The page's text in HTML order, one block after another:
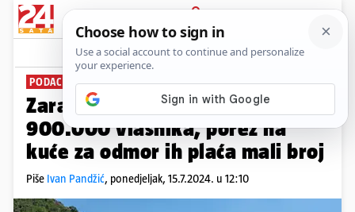
PRIJAVA
News Komentari
PODACI POREZNE PLUS+
Zarađuju, a ne plaćaju: Umjesto
900.000 vlasnika, porez na
kuće za odmor ih plaća mali broj
Piše Ivan Pandžić, ponedjeljak, 15.7.2024. u 12:10